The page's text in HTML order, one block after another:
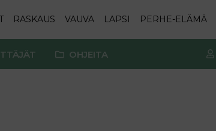
RASKAUS VAUVA LAPSI PERHE-ELÄMÄ
OHJEITA